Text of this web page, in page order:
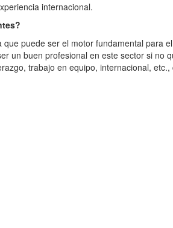
internacional.
puede ser el motor fundamental para
un buen profesional en este sector si no
trabajo en equipo, internacional,